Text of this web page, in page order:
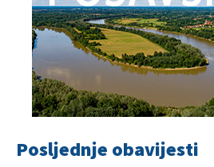
Posljednje obavijesti